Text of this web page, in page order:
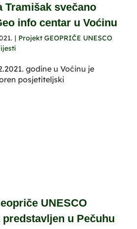
Tramišak svečano
info centar u Voćinu
| Projekt GEOPRIČE UNESCO
godine u Voćinu je
posjetiteljski
UNESCO
predstavljen u Pečuhu